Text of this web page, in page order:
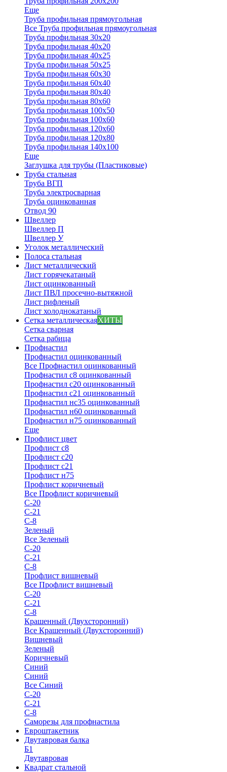
Еще
Труба профильная прямоугольная
Все Труба профильная прямоугольная
Труба профильная 30x20
Труба профильная 40х20
Труба профильная 40х25
Труба профильная 50х25
Труба профильная 60х30
Труба профильная 60х40
Труба профильная 80х40
Труба профильная 80х60
Труба профильная 100х50
Труба профильная 100х60
Труба профильная 120х60
Труба профильная 120х80
Труба профильная 140х100
Еще
Заглушка для трубы (Пластиковые)
Труба стальная
Труба ВГП
Труба электросварная
Труба оцинкованная
Отвод 90
Швеллер
Швеллер П
Швеллер У
Уголок металлический
Полоса стальная
Лист металлический
Лист горячекатаный
Лист оцинкованный
Лист ПВЛ просечно-вытяжной
Лист рифленый
Лист холоднокатаный
Сетка металлическаяХИТЫ
Сетка сварная
Сетка рабица
Профнастил
Профнастил оцинкованный
Все Профнастил оцинкованный
Профнастил с8 оцинкованный
Профнастил с20 оцинкованный
Профнастил с21 оцинкованный
Профнастил нс35 оцинкованный
Профнастил н60 оцинкованный
Профнастил н75 оцинкованный
Еще
Профлист цвет
Профлист с8
Профлист с20
Профлист с21
Профлист н75
Профлист коричневый
Все Профлист коричневый
С-20
С-21
С-8
Зеленый
Все Зеленый
С-20
С-21
С-8
Профлист вишневый
Все Профлист вишневый
С-20
С-21
С-8
Крашенный (Двухсторонний)
Все Крашенный (Двухсторонний)
Вишневый
Зеленый
Коричневый
Синий
Синий
Все Синий
С-20
С-21
С-8
Саморезы для профнастила
Евроштакетник
Двутавровая балка
Б1
Двутавровая
Квадрат стальной